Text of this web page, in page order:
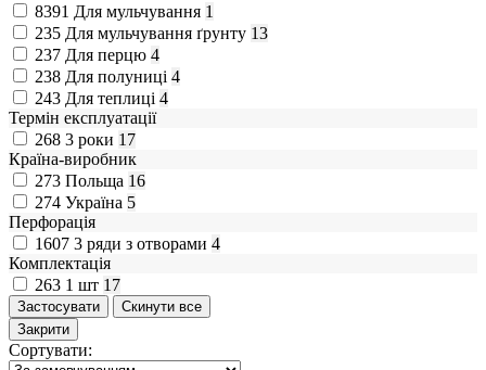
8391 Для мульчування 1
235 Для мульчування ґрунту 13
237 Для перцю 4
238 Для полуниці 4
243 Для теплиці 4
Термін експлуатації
268 3 роки 17
Країна-виробник
273 Польща 16
274 Україна 5
Перфорація
1607 3 ряди з отворами 4
Комплектація
263 1 шт 17
Закрити
Сортувати: